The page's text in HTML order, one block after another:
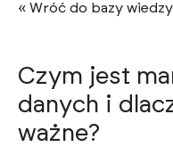
« Wróć do bazy wiedzy
Czym jest
danych i
ważne?